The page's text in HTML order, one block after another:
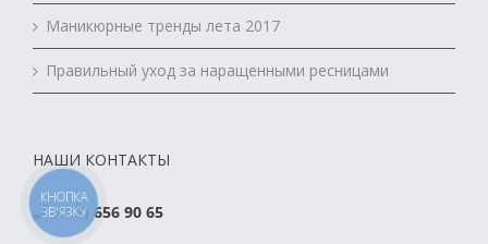
Маникюрные тренды лета 2017
Правильный уход за наращенными ресницами
НАШИ КОНТАКТЫ
(098) 656 90 65
КНОПКА
ЗВ'ЯЗКУ